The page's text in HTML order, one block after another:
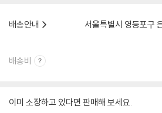
배송안내
서울특별시 영등포구
배송비
이미 소장하고 있다면 판매해 보세요.